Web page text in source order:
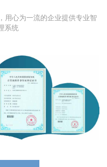
用心为一流的企业提供专业智
系统